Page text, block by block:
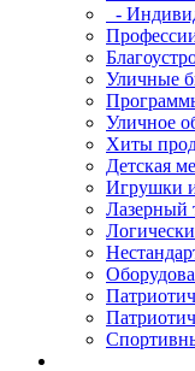
-
Уличные
Уличное
Хиты
Детская
Игрушки
Лазерный